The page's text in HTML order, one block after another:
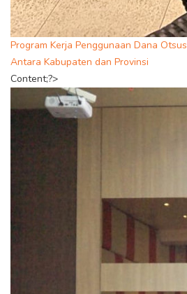
Program Kerja Penggunaan Dana
Antara Kabupaten dan Provinsi
Content;?>